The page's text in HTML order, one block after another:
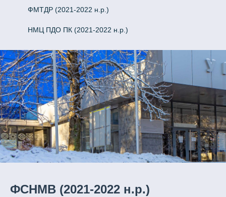
ФМТДР (2021-2022 н.р.)
НМЦ ПДО ПК (2021-2022 н.р.)
ФСНМВ (2021-2022 н.р.)